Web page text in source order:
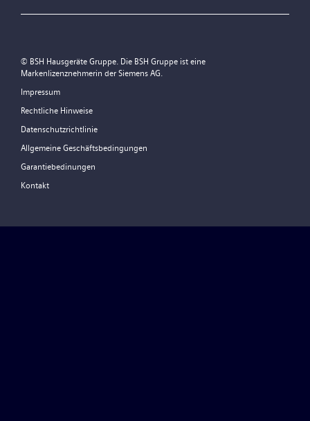
© BSH Hausgeräte Gruppe. Die BSH Gruppe ist eine
Markenlizenznehmerin der Siemens AG.
Impressum
Rechtliche Hinweise
Datenschutzrichtlinie
Allgemeine Geschäftsbedingungen
Garantiebedinungen
Kontakt